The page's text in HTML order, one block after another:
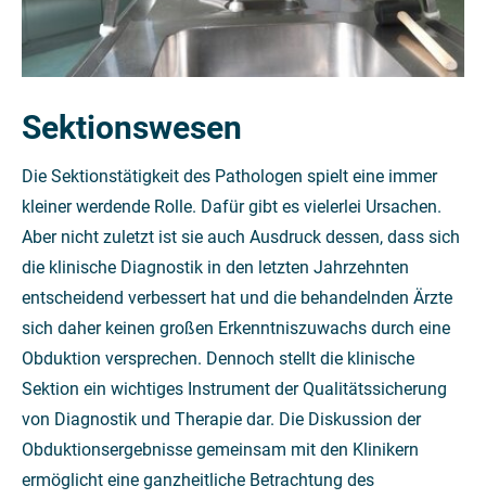
Sektionswesen
Die Sektionstätigkeit des Pathologen spielt eine immer
kleiner werdende Rolle. Dafür gibt es vielerlei Ursachen.
Aber nicht zuletzt ist sie auch Ausdruck dessen, dass sich
die klinische Diagnostik in den letzten Jahrzehnten
entscheidend verbessert hat und die behandelnden Ärzte
sich daher keinen großen Erkenntniszuwachs durch eine
Obduktion versprechen. Dennoch stellt die klinische
Sektion ein wichtiges Instrument der Qualitätssicherung
von Diagnostik und Therapie dar. Die Diskussion der
Obduktionsergebnisse gemeinsam mit den Klinikern
ermöglicht eine ganzheitliche Betrachtung des